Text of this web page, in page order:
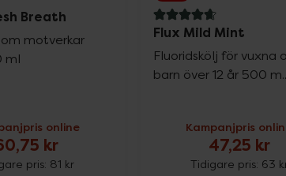
Breath
motverkar
ml
online
kr
pris: 81 kr
4.8 av 5 i omdöme
Flux Mild Mint
Fluoridskölj för vuxna
barn över 12 år 500
Kampanjpris
47,25 kr
Tidigare pris: 63